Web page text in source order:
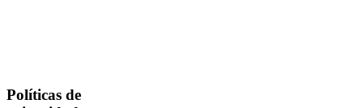
Políticas de